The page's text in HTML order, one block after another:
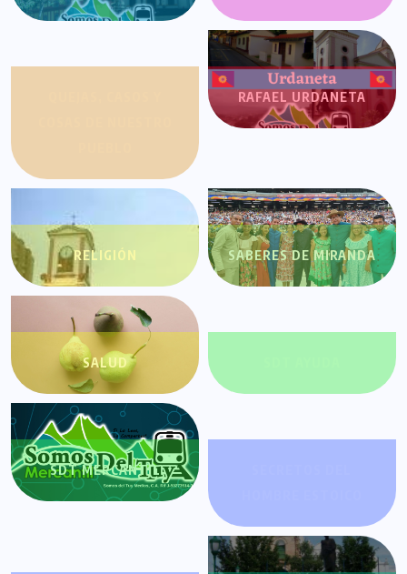
RAFAEL URDANETA
RELIGIÓN SABERES DE MIRANDA
SALUD
SDT MERCANTIL